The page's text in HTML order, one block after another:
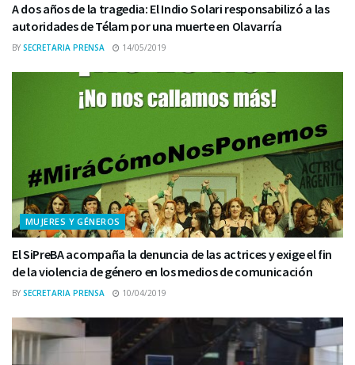
A dos años de la tragedia: El Indio Solari responsabilizó a las
autoridades de Télam por una muerte en Olavarría
BY SECRETARIA PRENSA 14/05/2019
MUJERES Y GÉNEROS
El SiPreBA acompaña la denuncia de las actrices y exige el fin
de la violencia de género en los medios de comunicación
BY SECRETARIA PRENSA 10/04/2019